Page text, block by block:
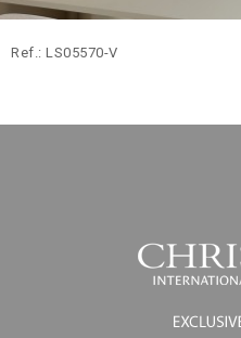
Ref.: LS05570-V